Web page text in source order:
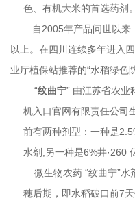
色、有机大米的首选药剂。
自2005年产品问世以
以上。在四川连续多年进入
业厅植保站推荐的“水稻绿色
“纹曲宁” 由江苏省农业
机入口官网有限责任公司
前有两种剂型：一种是
水剂,另一种是6%井·260
微生物农药 “纹曲宁”
穗后期，即水稻破口前7